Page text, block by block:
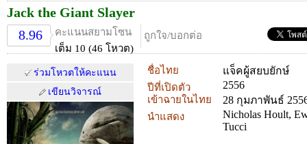
Jack the Giant Slayer
8.96
คะแนนสยามโซน
เต็ม 10 (46 โหวต)
ถูกใจ/บอกต่อ
ร่วมโหวตให้คะแนน
เขียนวิจารณ์
ชื่อไทย แจ็คผู้สยบยักษ์
ปีที่เปิดตัว 2556
เข้าฉายในไทย 28 กุมภาพันธ์
นำแสดง
Nicholas Hoult,
Tucci